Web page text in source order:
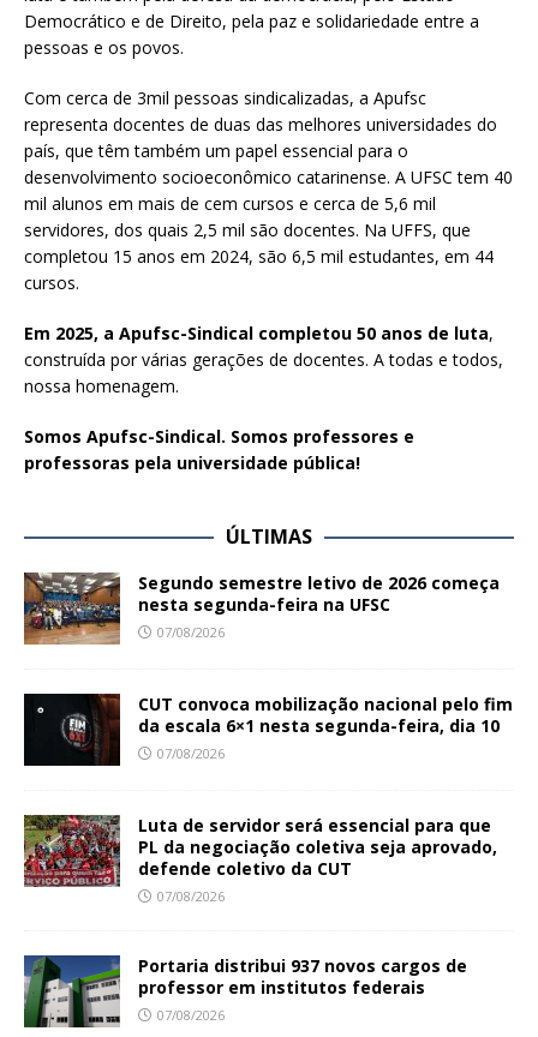
Democrático e de Direito, pela paz e solidariedade entre a
pessoas e os povos.
Com cerca de 3mil pessoas sindicalizadas, a Apufsc
representa docentes de duas das melhores universidades do
país, que têm também um papel essencial para o
desenvolvimento socioeconômico catarinense. A UFSC tem 40
mil alunos em mais de cem cursos e cerca de 5,6 mil
servidores, dos quais 2,5 mil são docentes. Na UFFS, que
completou 15 anos em 2024, são 6,5 mil estudantes, em 44
cursos.
Em 2025, a Apufsc-Sindical completou 50 anos de luta,
construída por várias gerações de docentes. A todas e todos,
nossa homenagem.
Somos Apufsc-Sindical. Somos professores e
professoras pela universidade pública!
ÚLTIMAS
Segundo semestre letivo de 2026 começa
nesta segunda-feira na UFSC
07/08/2026
CUT convoca mobilização nacional pelo fim
da escala 6×1 nesta segunda-feira, dia 10
07/08/2026
Luta de servidor será essencial para que
PL da negociação coletiva seja aprovado,
defende coletivo da CUT
07/08/2026
Portaria distribui 937 novos cargos de
professor em institutos federais
07/08/2026